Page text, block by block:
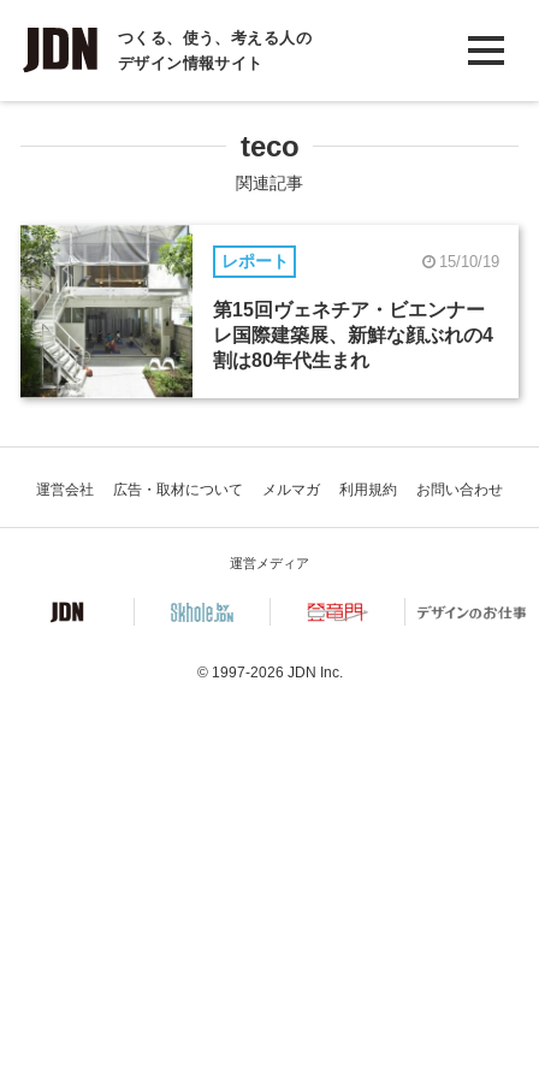
つくる、使う、考える人の
デザイン情報サイト
INTERVIEW
インタビュー
COLUMN
コラム
teco
関連記事
レポート 15/10/19
第15回ヴェネチア・ビエンナー
レ国際建築展、新鮮な顔ぶれの4
割は80年代生まれ
運営会社 広告・取材について メルマガ 利用規約 お問い合わせ
運営メディア
© 1997-2026 JDN Inc.